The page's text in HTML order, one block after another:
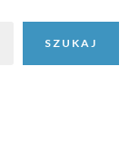
SZUKAJ